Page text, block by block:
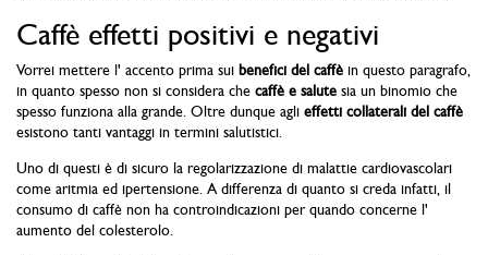
Caffè effetti positivi e negativi
Vorrei mettere l' accento prima sui benefici del caffè in questo paragrafo,
in quanto spesso non si considera che caffè e salute sia un binomio che
spesso funziona alla grande. Oltre dunque agli effetti collaterali del caffè
esistono tanti vantaggi in termini salutistici.
Uno di questi è di sicuro la regolarizzazione di malattie cardiovascolari
come aritmia ed ipertensione. A differenza di quanto si creda infatti, il
consumo di caffè non ha controindicazioni per quando concerne l'
aumento del colesterolo.